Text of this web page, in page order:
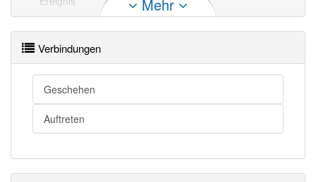
Ereignis openthesaurus
Mehr
Verbindungen
Geschehen
Auftreten